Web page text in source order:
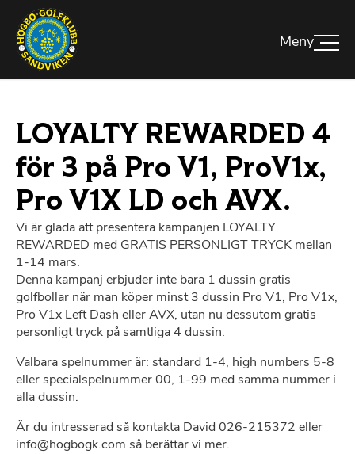
LOYALTY REWARDED 4
för 3 på Pro V1, ProV1x,
Pro V1X LD och AVX.
Vi är glada att presentera kampanjen LOYALTY
REWARDED med GRATIS PERSONLIGT TRYCK mellan
1-14 mars.
Denna kampanj erbjuder inte bara 1 dussin gratis
golfbollar när man köper minst 3 dussin Pro V1, Pro V1x,
Pro V1x Left Dash eller AVX, utan nu dessutom gratis
personligt tryck på samtliga 4 dussin.
Valbara spelnummer är: standard 1-4, high numbers 5-8
eller specialspelnummer 00, 1-99 med samma nummer i
alla dussin.
Är du intresserad så kontakta David 026-215372 eller
info@hogbogk.com så berättar vi mer.